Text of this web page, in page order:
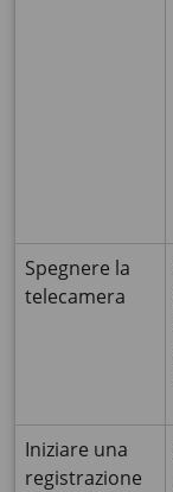
Spegnere la
telecamera
Iniziare una
registrazione